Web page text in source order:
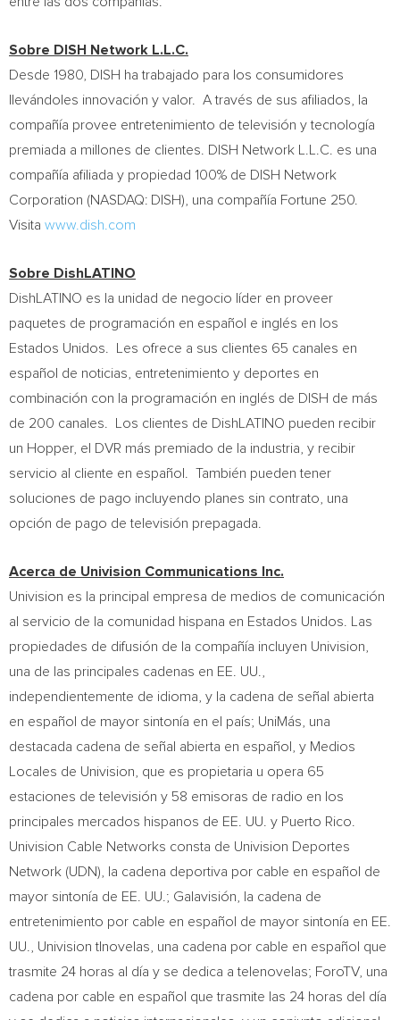
Sobre DISH Network L.L.C.
Desde 1980, DISH ha trabajado para los consumidores
llevándoles innovación y valor. A través de sus afiliados, la
compañía provee entretenimiento de televisión y tecnología
premiada a millones de clientes. DISH Network L.L.C. es una
compañía afiliada y propiedad 100% de DISH Network
Corporation (NASDAQ: DISH), una compañía Fortune 250.
Visita www.dish.com
Sobre DishLATINO
DishLATINO es la unidad de negocio líder en proveer
paquetes de programación en español e inglés en los
Estados Unidos. Les ofrece a sus clientes 65 canales en
español de noticias, entretenimiento y deportes en
combinación con la programación en inglés de DISH de más
de 200 canales. Los clientes de DishLATINO pueden recibir
un Hopper, el DVR más premiado de la industria, y recibir
servicio al cliente en español. También pueden tener
soluciones de pago incluyendo planes sin contrato, una
opción de pago de televisión prepagada.
Acerca de Univision Communications Inc.
Univision es la principal empresa de medios de comunicación
al servicio de la comunidad hispana en Estados Unidos. Las
propiedades de difusión de la compañía incluyen Univision,
una de las principales cadenas en EE. UU.,
independientemente de idioma, y la cadena de señal abierta
en español de mayor sintonía en el país; UniMás, una
destacada cadena de señal abierta en español, y Medios
Locales de Univision, que es propietaria u opera 65
estaciones de televisión y 58 emisoras de radio en los
principales mercados hispanos de EE. UU. y Puerto Rico
Univision Cable Networks consta de Univision Deportes
Network (UDN), la cadena deportiva por cable en español de
mayor sintonía de EE. UU.; Galavisión, la cadena de
entretenimiento por cable en español de mayor sintonía en EE.
UU., Univision tlnovelas, una cadena por cable en español que
trasmite 24 horas al día y se dedica a telenovelas; ForoTV, una
cadena por cable en español que trasmite las 24 horas del día